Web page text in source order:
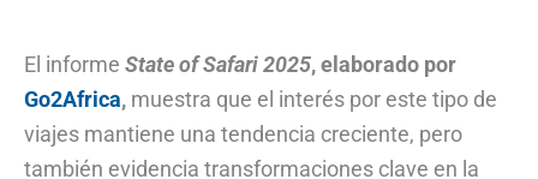
El informe State of Safari 2025, elaborado por
Go2Africa, muestra que el interés por este tipo de
viajes mantiene una tendencia creciente, pero
también evidencia transformaciones clave en la